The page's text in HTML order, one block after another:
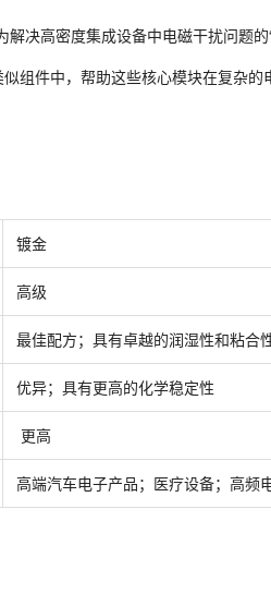
决高密度集成设备中电磁干扰问题的“
组件中，帮助这些核心模块在复杂的
镀金
高级
最佳配方；具有卓越的润湿性和粘合
优异；具有更高的化学稳定性
更高
高端汽车电子产品；医疗设备；高频